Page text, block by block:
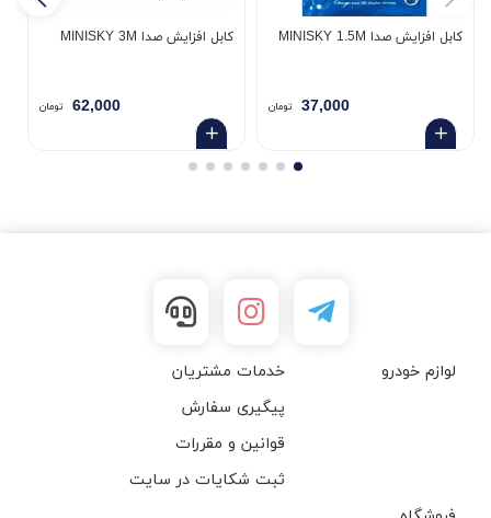
کابل افزایش صدا MINISKY 1.5M
37,000 تومان
کابل افزایش صدا MINISKY 3M
62,000 تومان
لوازم خودرو
خدمات مشتریان
پیگیری سفارش
قوانین و مقررات
ثبت شکایات در سایت